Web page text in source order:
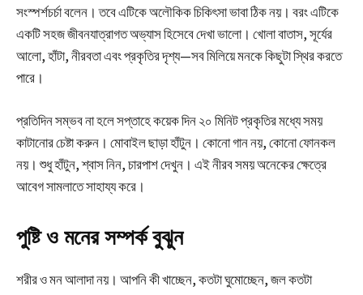
সংস্পর্শচর্চা বলেন। তবে এটিকে অলৌকিক চিকিৎসা ভাবা ঠিক নয়। বরং এটিকে
একটি সহজ জীবনযাত্রাগত অভ্যাস হিসেবে দেখা ভালো। খোলা বাতাস, সূর্যের
আলো, হাঁটা, নীরবতা এবং প্রকৃতির দৃশ্য—সব মিলিয়ে মনকে কিছুটা স্থির করতে
পারে।
প্রতিদিন সম্ভব না হলে সপ্তাহে কয়েক দিন ২০ মিনিট প্রকৃতির মধ্যে সময়
কাটানোর চেষ্টা করুন। মোবাইল ছাড়া হাঁটুন। কোনো গান নয়, কোনো ফোনকল
নয়। শুধু হাঁটুন, শ্বাস নিন, চারপাশ দেখুন। এই নীরব সময় অনেকের ক্ষেত্রে
আবেগ সামলাতে সাহায্য করে।
পুষ্টি ও মনের সম্পর্ক বুঝুন
শরীর ও মন আলাদা নয়। আপনি কী খাচ্ছেন, কতটা ঘুমোচ্ছেন, জল কতটা